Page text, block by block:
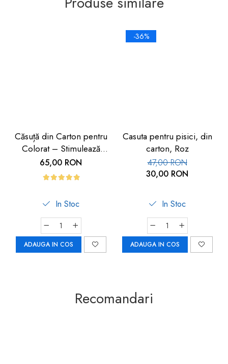
Căsuță din Carton pentru
Colorat – Stimulează
Creativitatea Copiilor |
Car Boy Safety
65,00 RON
In Stoc
ADAUGA IN COS
-36%
Casuta pentru pisici, din
carton, Roz
47,00 RON
30,00 RON
In Stoc
ADAUGA IN COS
Recomandari